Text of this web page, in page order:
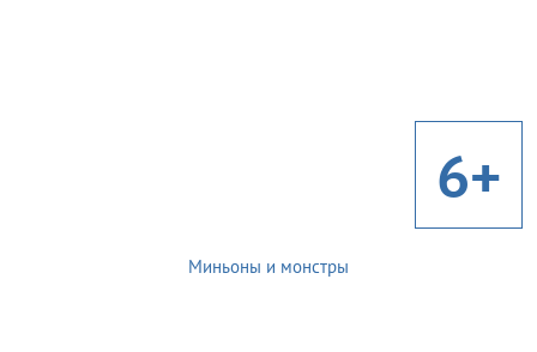
6+
Миньоны и монстры